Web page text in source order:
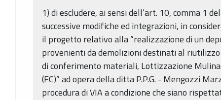
1) di escludere, ai sensi dell’art. 10, comma 1
successive modifiche ed integrazioni, in
il progetto relativo alla “realizzazione di un
provenienti da demolizioni destinati al
di conferimento materiali, Lottizzazione
(FC)” ad opera della ditta P.P.G. - Mengozzi
procedura di VIA a condizione che siano